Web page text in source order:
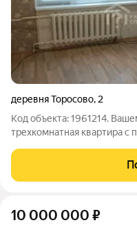
деревня Торосово, 2
Код объекта: 1961214.
трехкомнатная квартира с
проемов (стеклопакеты),
прихожая позволяет удобно
10 000 000 ₽